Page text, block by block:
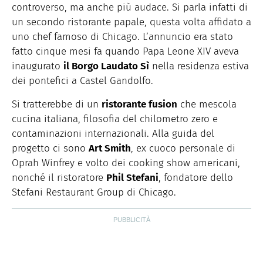
controverso, ma anche più audace. Si parla infatti di
un secondo ristorante papale, questa volta affidato a
uno chef famoso di Chicago. L’annuncio era stato
fatto cinque mesi fa quando Papa Leone XIV aveva
inaugurato il Borgo Laudato Sì nella residenza estiva
dei pontefici a Castel Gandolfo.
Si tratterebbe di un ristorante fusion che mescola
cucina italiana, filosofia del chilometro zero e
contaminazioni internazionali. Alla guida del
progetto ci sono Art Smith, ex cuoco personale di
Oprah Winfrey e volto dei cooking show americani,
nonché il ristoratore Phil Stefani, fondatore dello
Stefani Restaurant Group di Chicago.